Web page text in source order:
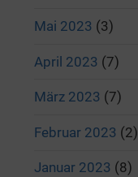
Mai 2023 (3)
April 2023 (7)
März 2023 (7)
Februar 2023 (2)
Januar 2023 (8)